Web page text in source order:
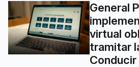
General
virtual
tramitar
Conducir